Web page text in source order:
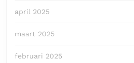
april 2025
maart 2025
februari 2025